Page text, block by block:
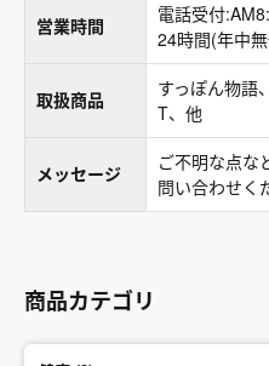
営業時間
電話受付
24時間(年中
取扱商品
すっぽん物語
T、他
メッセージ
ご不明な点な
問い合わせく
商品カテゴリ